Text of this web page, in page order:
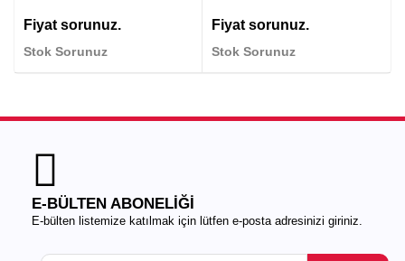
Fiyat sorunuz.
Stok Sorunuz
Fiyat sorunuz.
Stok Sorunuz
E-BÜLTEN ABONELİĞİ
E-bülten listemize katılmak için lütfen e-posta adresinizi giriniz.